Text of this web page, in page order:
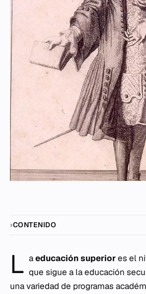
CONTENIDO
L aeducación superiores el
que sigue a la educación
una variedad de programas